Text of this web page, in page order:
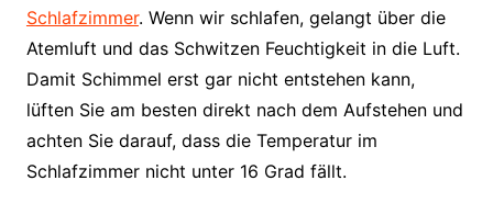
Schlafzimmer. Wenn wir schlafen, gelangt über die
Atemluft und das Schwitzen Feuchtigkeit in die Luft.
Damit Schimmel erst gar nicht entstehen kann,
lüften Sie am besten direkt nach dem Aufstehen und
achten Sie darauf, dass die Temperatur im
Schlafzimmer nicht unter 16 Grad fällt.